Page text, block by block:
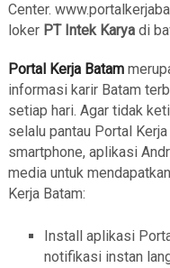
Center.
loker PT Intek Karyadi
Portal Kerja Batam
informasi karir Batam
setiap hari. Agar tidak
selalu pantau Portal
smartphone, aplikasi
media untuk
Kerja Batam:
Install aplikasi
notifikasi instan